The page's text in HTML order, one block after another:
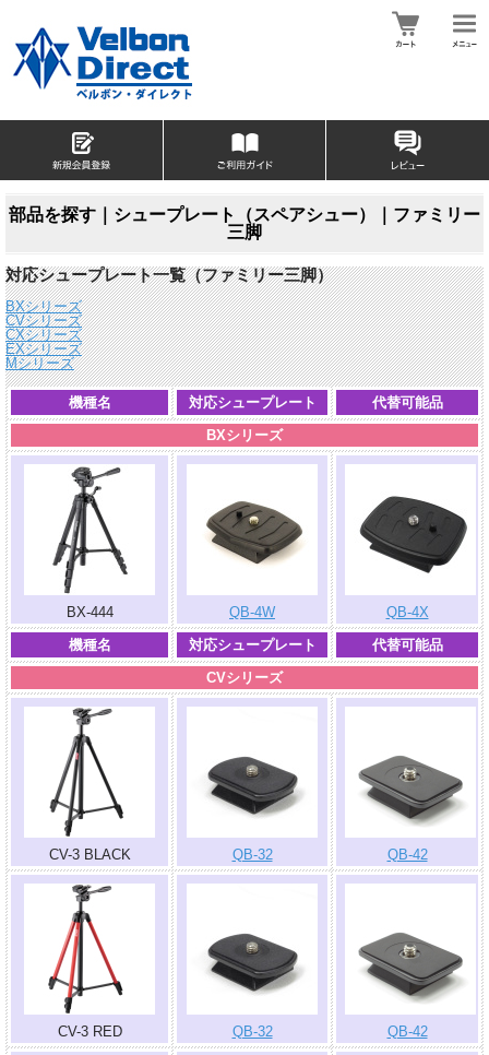
部品を探す｜シュープレート（スペアシュー）｜ファミリー
三脚
対応シュープレート一覧（ファミリー三脚）
BXシリーズ
CVシリーズ
CXシリーズ
EXシリーズ
Mシリーズ
機種名 対応シュープレート
代替可能品
BXシリーズ
BX-444 QB-4W
QB-4X
機種名
対応シュープレート
代替可能品
CVシリーズ
CV-3 BLACK QB-32 QB-42
CV-3 RED QB-32 QB-42